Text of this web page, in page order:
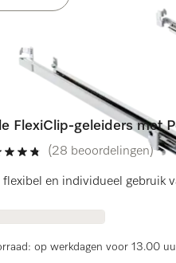
FlexiClip-geleiders met
op 5
(28 beoordelingen)
flexibel en individueel gebruik
op werkdagen voor 13.00